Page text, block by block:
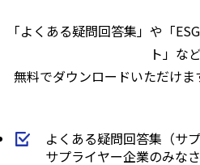
「よくある疑問回答集」や「
ト」など
無料でダウンロードいただけま
よくある疑問回答集（サ
サプライヤー企業のみな